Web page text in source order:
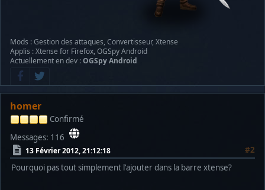
Mods : Gestion des attaques, Convertisseur, Xtense
Applis : Xtense for Firefox, OGSpy Android
Actuellement en dev :OGSpy Android
homer
Confirmé
Messages: 116
13 Février 2012, 21:12:18
#2
Pourquoi pas tout simplement l'ajouter dans la barre xtense?